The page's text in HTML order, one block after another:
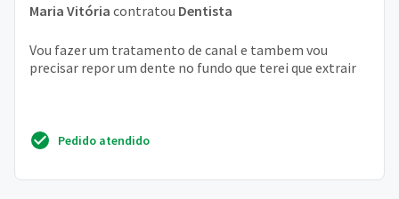
Maria Vitória contratou Dentista
Vou fazer um tratamento de canal e tambem vou
precisar repor um dente no fundo que terei que extrair
Pedido atendido